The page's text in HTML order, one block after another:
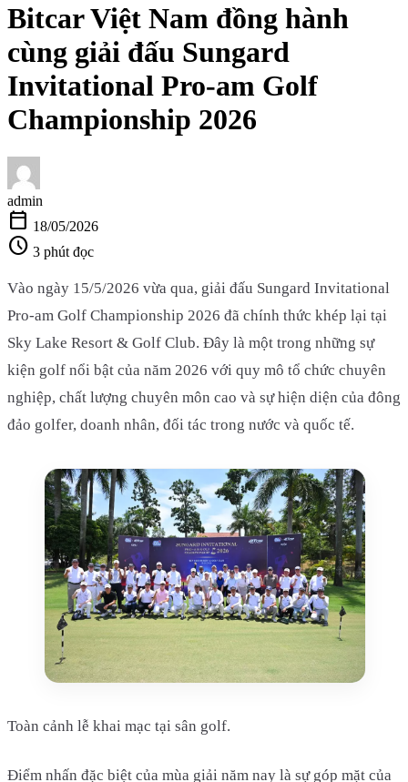
Bitcar Việt Nam đồng hành
cùng giải đấu Sungard
Invitational Pro-am Golf
Championship 2026
admin
calendar_today 18/05/2026
schedule 3 phút đọc
Vào ngày 15/5/2026 vừa qua, giải đấu Sungard Invitational
Pro-am Golf Championship 2026 đã chính thức khép lại tại
Sky Lake Resort & Golf Club. Đây là một trong những sự
kiện golf nổi bật của năm 2026 với quy mô tổ chức chuyên
nghiệp, chất lượng chuyên môn cao và sự hiện diện của đông
đảo golfer, doanh nhân, đối tác trong nước và quốc tế.
Toàn cảnh lễ khai mạc tại sân golf.
Điểm nhấn đặc biệt của mùa giải năm nay là sự góp mặt của